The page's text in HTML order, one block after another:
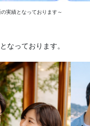
実績となっております～
なっております。